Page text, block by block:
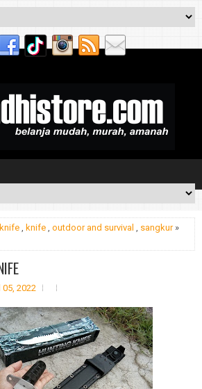
, knife , outdoor and survival , sangkur»
05, 2022